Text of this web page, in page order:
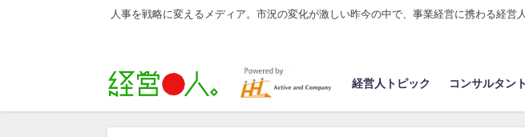
人事を戦略に変えるメディア。市況の変化が激しい昨今の中で、事業経営に携わる経
経営人トピック コンサルタン